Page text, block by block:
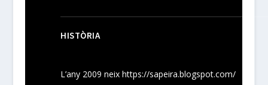
HISTÒRIA
L’any 2009 neixhttps://sapeira.blogspot.com/